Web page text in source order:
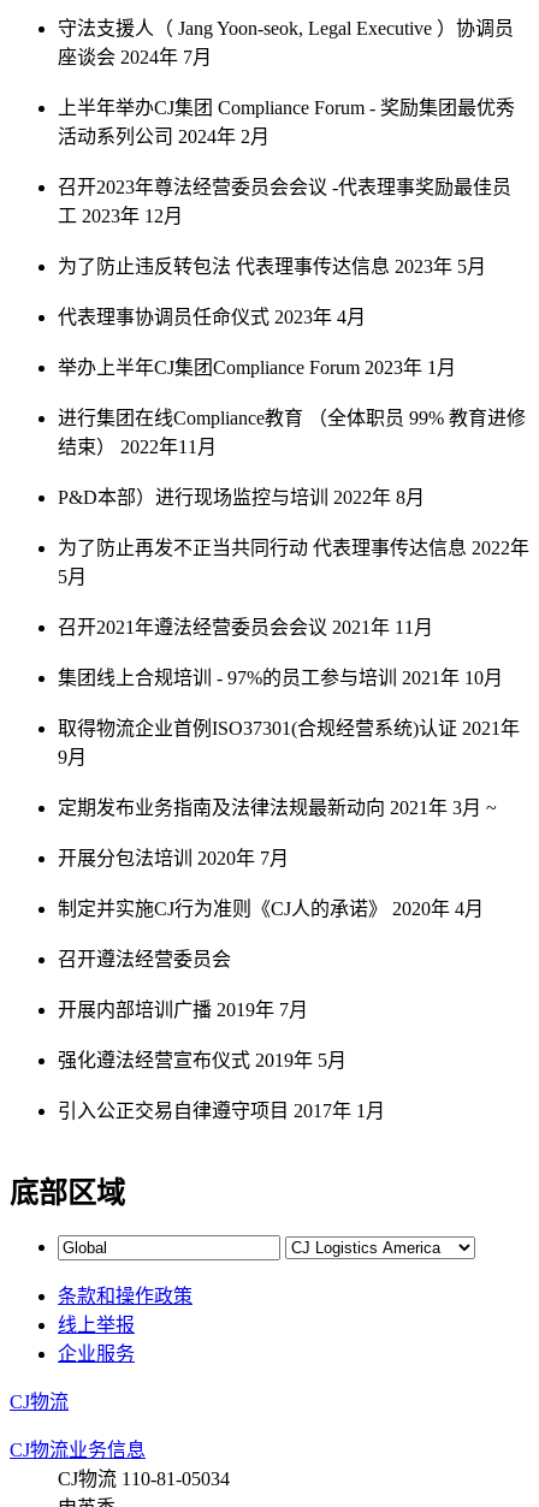
守法支援人（ Jang Yoon-seok, Legal Executive ）协调员
座谈会 2024年 7月
上半年举办CJ集团 Compliance Forum - 奖励集团最优秀
活动系列公司 2024年 2月
召开2023年尊法经营委员会会议 -代表理事奖励最佳员
工 2023年 12月
为了防止违反转包法 代表理事传达信息 2023年 5月
代表理事协调员任命仪式 2023年 4月
举办上半年CJ集团Compliance Forum 2023年 1月
进行集团在线Compliance教育
（全体职员 99% 教育进修
结束） 2022年11月
P&D本部）进行现场监控与培训 2022年 8月
为了防止再发不正当共同行动 代表理事传达信息 2022年
5月
召开2021年遵法经营委员会会议 2021年 11月
集团线上合规培训 - 97%的员工参与培训 2021年 10月
取得物流企业首例ISO37301(合规经营系统)认证 2021年
9月
定期发布业务指南及法律法规最新动向 2021年 3月 ~
开展分包法培训 2020年 7月
制定并实施CJ行为准则《CJ人的承诺》 2020年 4月
召开遵法经营委员会
开展内部培训广播 2019年 7月
强化遵法经营宣布仪式 2019年 5月
引入公正交易自律遵守项目 2017年 1月
底部区域
条款和操作政策
线上举报
企业服务
CJ物流
CJ物流业务信息
CJ物流 110-81-05034